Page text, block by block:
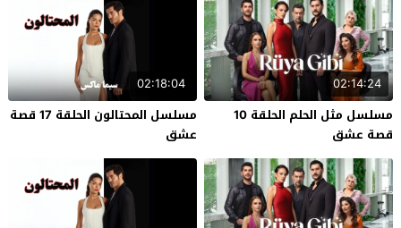
02:14:24
مسلسل مثل الحلم الحلقة 10
قصة عشق
02:18:04
مسلسل المحتالون الحلقة 17 قصة
عشق